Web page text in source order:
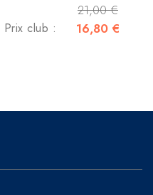
21,00 €
Prix club : 16,80 €